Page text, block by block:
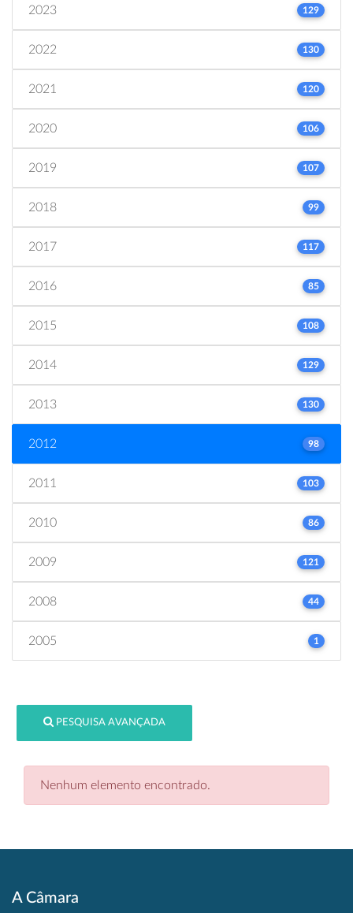
2023 129
2022 130
2021 120
2020 106
2019 107
2018 99
2017 117
2016 85
2015 108
2014 129
2013 130
2012 98
2011 103
2010 86
2009 121
2008 44
2005 1
PESQUISA AVANÇADA
Nenhum elemento encontrado.
A Câmara